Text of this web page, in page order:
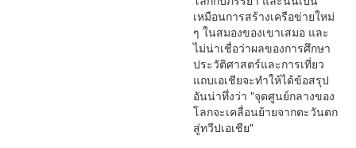
เหมือนการสร้างเครือข่ายใหม่
ๆ ในสมองของเขาเสมอ และ
ไม่น่าเชื่อว่าผลของการศึกษา
ประวัติศาสตร์และการเที่ยว
แถบเอเชียจะทําให้ได้ข้อสรุป
อันน่าทึ่งว่า "จุดศูนย์กลางของ
โลกจะเคลื่อนย้ายจากตะวันตก
สู่ทวีปเอเชีย"